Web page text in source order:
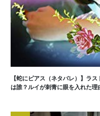
【蛇にピアス（ネタバレ）】ラ
は誰？ルイが刺青に眼を入れた